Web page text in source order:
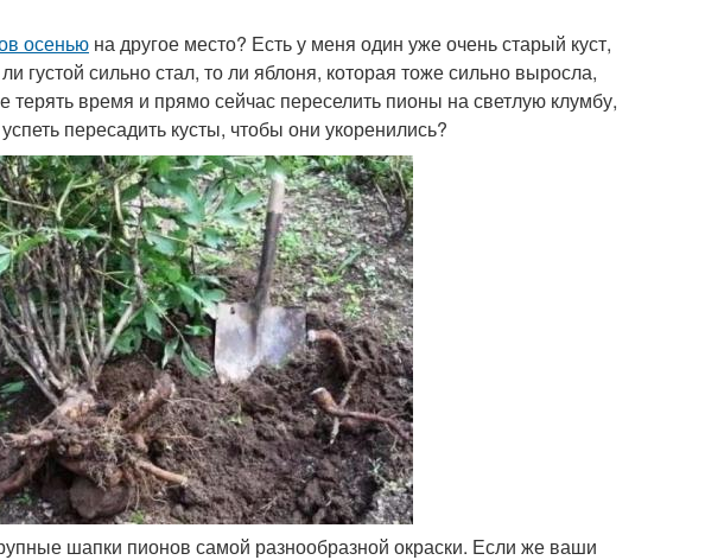
осенью на другое место? Есть у меня один уже очень старый куст,
густой сильно стал, то ли яблоня, которая тоже сильно выросла,
время и прямо сейчас переселить пионы на светлую клумбу,
пересадить кусты, чтобы они укоренились?
шапки пионов самой разнообразной окраски. Если же ваши